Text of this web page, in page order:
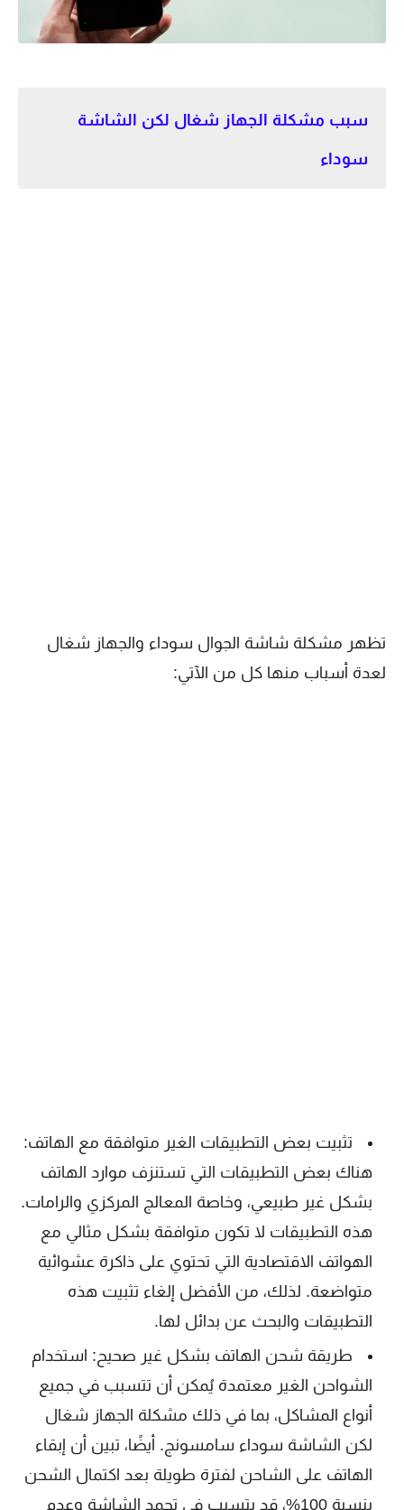
سبب مشكلة الجهاز شغال لكن الشاشة
سوداء
تظهر مشكلة شاشة الجوال سوداء والجهاز شغال
لعدة أسباب منها كل من الآتي:
تثبيت بعض التطبيقات الغير متوافقة مع الهاتف:
هناك بعض التطبيقات التي تستنزف موارد الهاتف
بشكل غير طبيعي، وخاصة المعالج المركزي والرامات.
هذه التطبيقات لا تكون متوافقة بشكل مثالي مع
الهواتف الاقتصادية التي تحتوي على ذاكرة عشوائية
متواضعة. لذلك، من الأفضل إلغاء تثبيت هذه
التطبيقات والبحث عن بدائل لها.
طريقة شحن الهاتف بشكل غير صحيح: استخدام
الشواحن الغير معتمدة يُمكن أن تتسبب في جميع
أنواع المشاكل، بما في ذلك مشكلة الجهاز شغال
لكن الشاشة سوداء سامسونج. أيضًا، تبين أن إبقاء
الهاتف على الشاحن لفترة طويلة بعد اكتمال الشحن
بنسبة 100%، قد يتسبب في تجمد الشاشة وعدم